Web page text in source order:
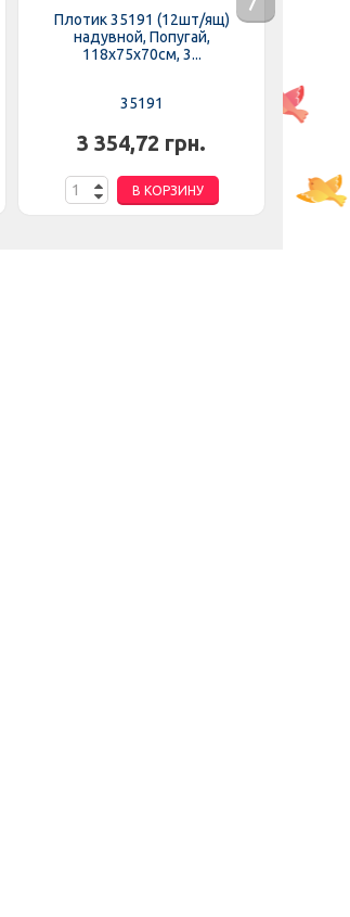
Плотик 35191 (12шт/ящ)
надувной, Попугай,
118х75х70см, 3...
35191
3 354,72 грн.
В КОРЗИНУ